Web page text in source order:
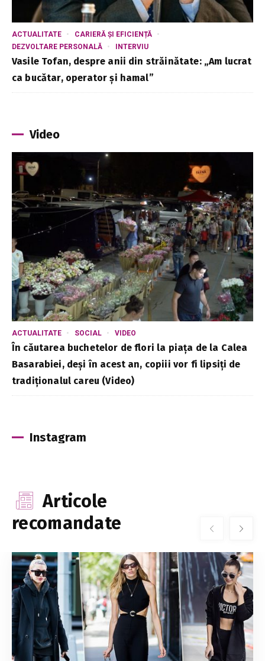
ACTUALITATE
CARIERĂ ȘI EFICIENȚĂ
DEZVOLTARE PERSONALĂ
INTERVIU
Vasile Tofan, despre anii din străinătate: „Am lucrat
ca bucătar, operator și hamal”
Video
ACTUALITATE SOCIAL VIDEO
În căutarea buchetelor de flori la piața de la Calea
Basarabiei, deși în acest an, copiii vor fi lipsiți de
tradiționalul careu (Video)
Instagram
Articole
recomandate